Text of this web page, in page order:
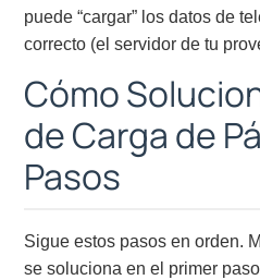
puede “cargar” los datos de
correcto (el servidor de tu
Cómo
de Carga de
Pasos
Sigue estos pasos en orden.
se soluciona en el primer